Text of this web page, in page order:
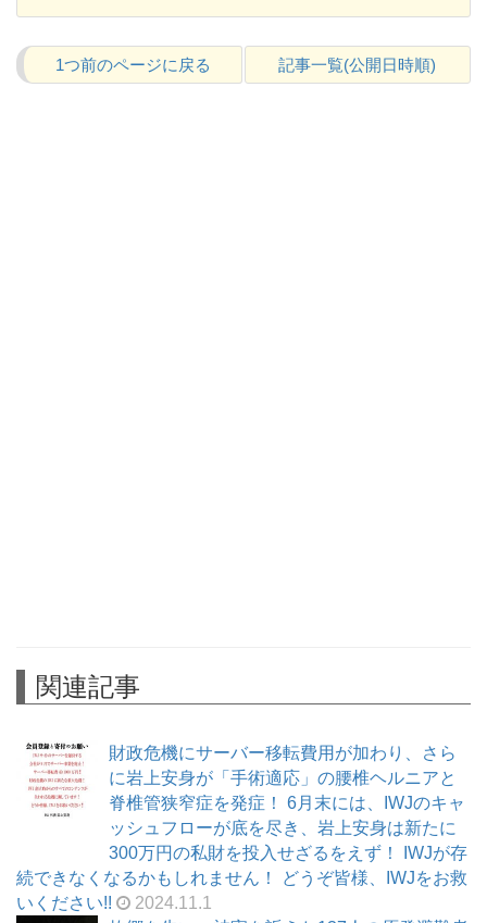
1つ前のページに戻る 記事一覧(公開日時順)
関連記事
財政危機にサーバー移転費用が加わり、さら
に岩上安身が「手術適応」の腰椎ヘルニアと
脊椎管狭窄症を発症！ 6月末には、IWJのキャ
ッシュフローが底を尽き、岩上安身は新たに
300万円の私財を投入せざるをえず！ IWJが存
続できなくなるかもしれません！ どうぞ皆様、IWJをお救
いください!!
2024.11.1